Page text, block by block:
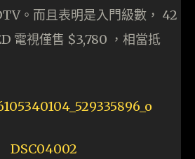
。而且表明是入門級數， 42
電視僅售 $3,780 ，相當抵